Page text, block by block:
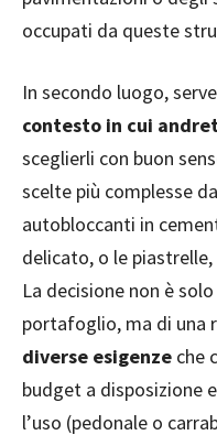
occupati da queste
In secondo luogo,
contesto in cui
sceglierli con buon
scelte più complesse
autobloccanti in
delicato, o le piastrelle,
La decisione non è
portafoglio, ma di una
diverse esigenze che
budget a disposizione
l’uso (pedonale o